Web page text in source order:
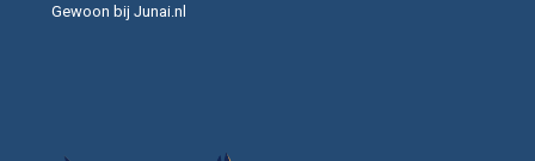
Gewoon bij Junai.nl